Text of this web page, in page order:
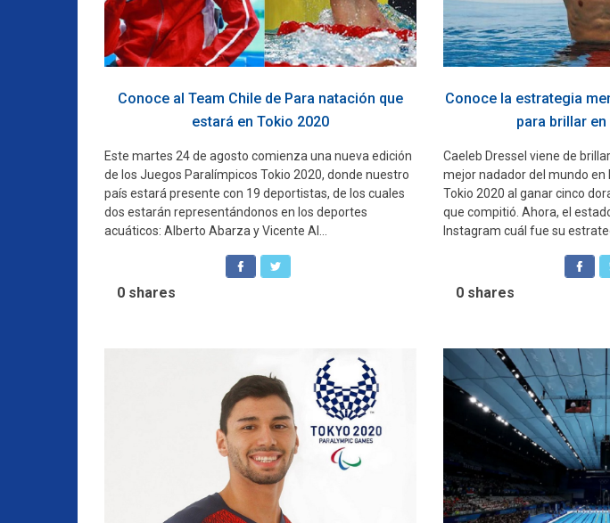
Conoce al Team Chile de Para natación que
estará en Tokio 2020
Este martes 24 de agosto comienza una nueva edición
de los Juegos Paralímpicos Tokio 2020, donde nuestro
país estará presente con 19 deportistas, de los cuales
dos estarán representándonos en los deportes
acuáticos: Alberto Abarza y Vicente Al...
0 shares
Conoce la estrategia
para brillar
Caeleb Dressel viene de
mejor nadador del mundo en
Tokio 2020 al ganar cinco
que compitió. Ahora, el
Instagram cuál fue su
0 shares